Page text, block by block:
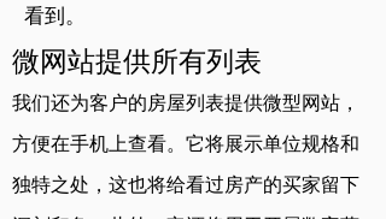
看到。
微网站提供所有列表
我们还为客户的房屋列表提供微型网站 ，
方便在手机上查看。它将展示单位规格和
独特之处，这也将给看过房产的买家留下